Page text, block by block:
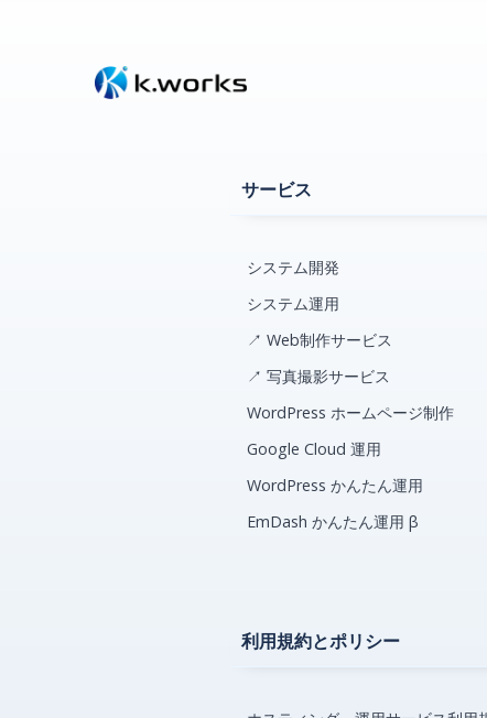
サービス
システム開発
システム運用
↗ Web制作サービス
↗ 写真撮影サービス
WordPress ホームページ制作
Google Cloud 運用
WordPress かんたん運用
EmDash かんたん運用 β
利用規約とポリシー